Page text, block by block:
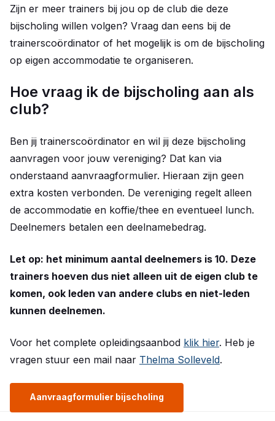
Zijn er meer trainers bij jou op de club die deze
bijscholing willen volgen? Vraag dan eens bij de
trainerscoördinator of het mogelijk is om de bijscholing
op eigen accommodatie te organiseren.
Hoe vraag ik de bijscholing aan als
club?
Ben jij trainerscoördinator en wil jij deze bijscholing
aanvragen voor jouw vereniging? Dat kan via
onderstaand aanvraagformulier. Hieraan zijn geen
extra kosten verbonden. De vereniging regelt alleen
de accommodatie en koffie/thee en eventueel lunch.
Deelnemers betalen een deelnamebedrag.
Let op: het minimum aantal deelnemers is 10. Deze
trainers hoeven dus niet alleen uit de eigen club te
komen, ook leden van andere clubs en niet-leden
kunnen deelnemen.
Voor het complete opleidingsaanbod klik hier. Heb je
vragen stuur een mail naar Thelma Solleveld.
Aanvraagformulier bijscholing